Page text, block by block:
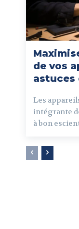
de vos
astuces
Les
intégrante
à bon